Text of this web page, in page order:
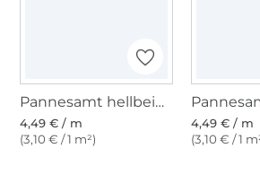
Pannesamt hellbeige
4,49 € / m
(3,10 € / 1 m²)
4,49 € / m
(3,10 € / 1